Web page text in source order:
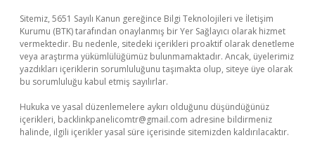
Sitemiz, 5651 Sayılı Kanun gereğince Bilgi Teknolojileri ve İletişim
Kurumu (BTK) tarafından onaylanmış bir Yer Sağlayıcı olarak hizmet
vermektedir. Bu nedenle, sitedeki içerikleri proaktif olarak denetleme
veya araştırma yükümlülüğümüz bulunmamaktadır. Ancak, üyelerimiz
yazdıkları içeriklerin sorumluluğunu taşımakta olup, siteye üye olarak
bu sorumluluğu kabul etmiş sayılırlar.
Hukuka ve yasal düzenlemelere aykırı olduğunu düşündüğünüz
içerikleri, backlinkpanelicomtr@gmail.com adresine bildirmeniz
halinde, ilgili içerikler yasal süre içerisinde sitemizden kaldırılacaktır.